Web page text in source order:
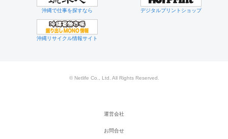
沖縄で仕事を探すなら デジタルプリントショップ
沖縄リサイクル情報サイト
© Netlife Co., Ltd. All Rights Reserved.
運営会社
お問合せ